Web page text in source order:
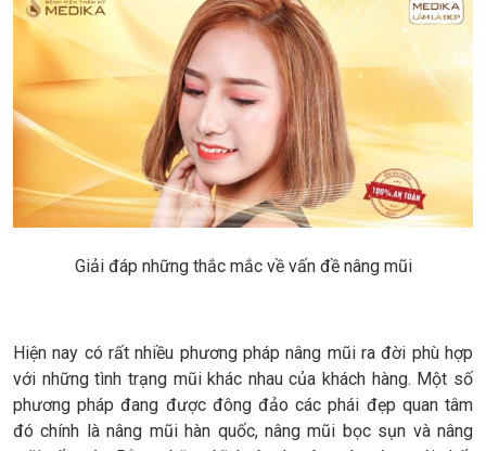
Giải đáp những thắc mắc về vấn đề nâng mũi
Hiện nay có rất nhiều phương pháp nâng mũi ra đời phù hợp
với những tình trạng mũi khác nhau của khách hàng. Một số
phương pháp đang được đông đảo các phái đẹp quan tâm
đó chính là nâng mũi hàn quốc, nâng mũi bọc sụn và nâng